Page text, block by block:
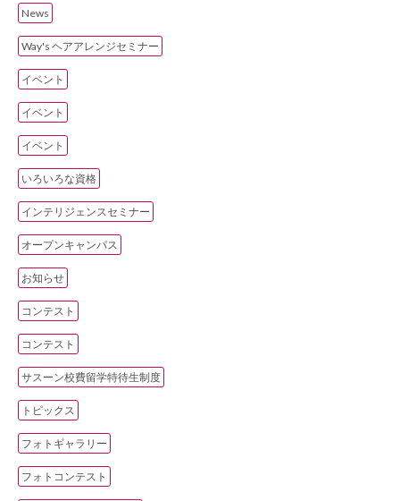
News
Way's ヘアアレンジセミナー
イベント
イベント
イベント
いろいろな資格
インテリジェンスセミナー
オープンキャンパス
お知らせ
コンテスト
コンテスト
サスーン校費留学特待生制度
トピックス
フォトギャラリー
フォトコンテスト